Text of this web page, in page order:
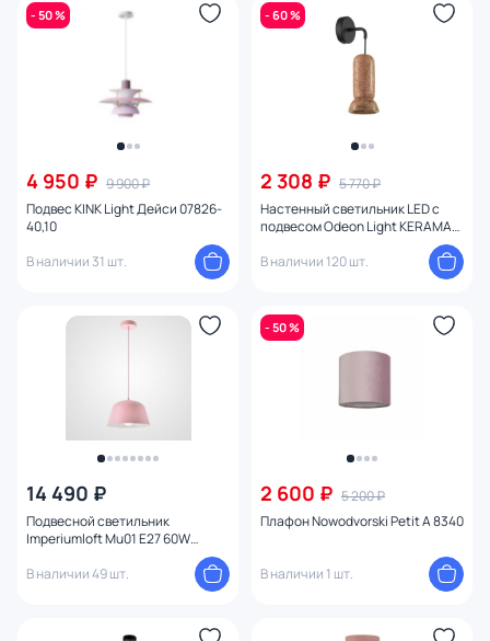
- 50 %
4 950 ₽ 9 900 ₽
Подвес KINK Light Дейси 07826-
40,10
В наличии 31 шт.
- 60 %
2 308 ₽ 5 770 ₽
Настенный светильник LED с
подвесом Odeon Light KERAMA
В наличии 120 шт.
14 490 ₽
Подвесной светильник
Imperiumloft Mu01 E27 60W
В наличии 49 шт.
- 50 %
2 600 ₽ 5 200 ₽
Плафон Nowodvorski Petit A 8340
В наличии 1 шт.